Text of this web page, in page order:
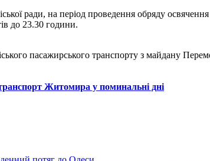
ради, на період проведення обряду
до 23.30 години.
пасажирського транспорту з майдану
Житомира у поминальні дні